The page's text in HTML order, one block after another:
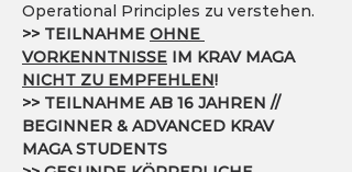
Operational Principles zu verstehen.
>> TEILNAHME OHNE
VORKENNTNISSE IM KRAV MAGA
NICHT ZU EMPFEHLEN!
>> TEILNAHME AB 16 JAHREN //
BEGINNER & ADVANCED KRAV
MAGA STUDENTS